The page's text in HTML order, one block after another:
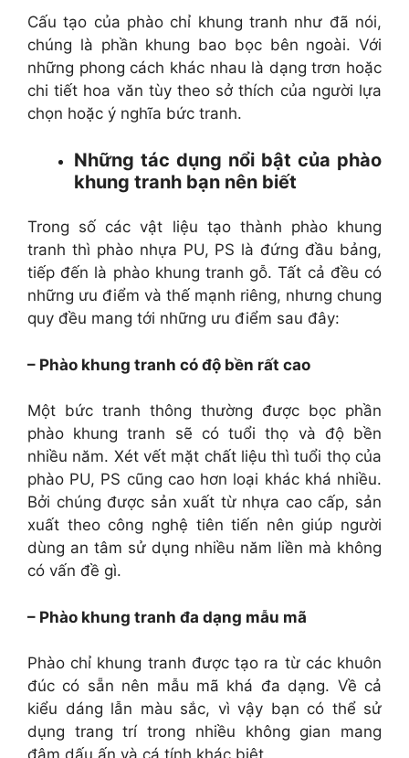
Cấu tạo của phào chỉ khung tranh như đã nói,
chúng là phần khung bao bọc bên ngoài. Với
những phong cách khác nhau là dạng trơn hoặc
chi tiết hoa văn tùy theo sở thích của người lựa
chọn hoặc ý nghĩa bức tranh.
Những tác dụng nổi bật của phào
khung tranh bạn nên biết
Trong số các vật liệu tạo thành phào khung
tranh thì phào nhựa PU, PS là đứng đầu bảng,
tiếp đến là phào khung tranh gỗ. Tất cả đều có
những ưu điểm và thế mạnh riêng, nhưng chung
quy đều mang tới những ưu điểm sau đây:
– Phào khung tranh có độ bền rất cao
Một bức tranh thông thường được bọc phần
phào khung tranh sẽ có tuổi thọ và độ bền
nhiều năm. Xét vết mặt chất liệu thì tuổi thọ của
phào PU, PS cũng cao hơn loại khác khá nhiều.
Bởi chúng được sản xuất từ nhựa cao cấp, sản
xuất theo công nghệ tiên tiến nên giúp người
dùng an tâm sử dụng nhiều năm liền mà không
có vấn đề gì.
– Phào khung tranh đa dạng mẫu mã
Phào chỉ khung tranh được tạo ra từ các khuôn
đúc có sẵn nên mẫu mã khá đa dạng. Về cả
kiểu dáng lẫn màu sắc, vì vậy bạn có thể sử
dụng trang trí trong nhiều không gian mang